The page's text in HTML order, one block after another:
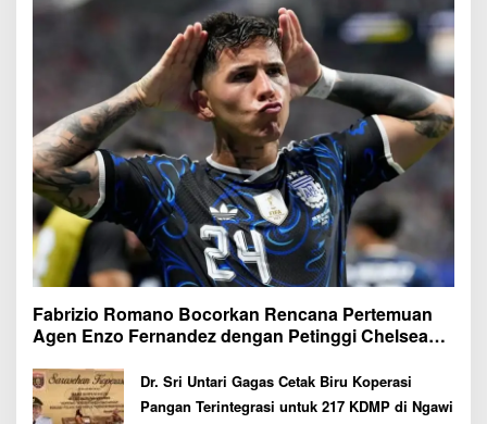
Fabrizio Romano Bocorkan Rencana Pertemuan
Agen Enzo Fernandez dengan Petinggi Chelsea
Dr. Sri Untari Gagas Cetak Biru Koperasi
Pangan Terintegrasi untuk 217 KDMP di Ngawi